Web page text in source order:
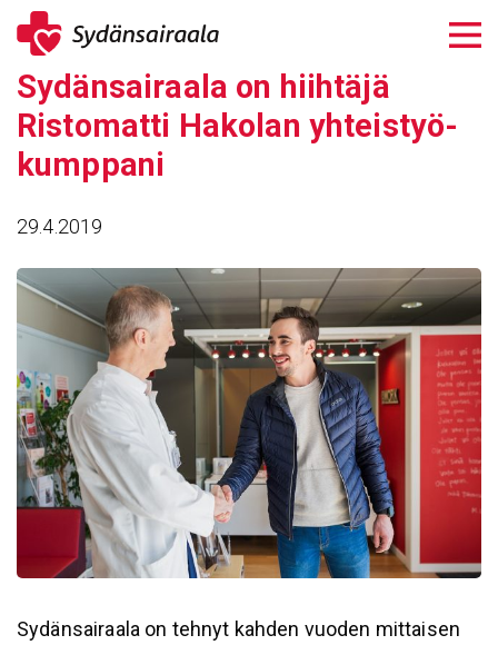
Siirry
sisältöön
Sydän­sai­raala on hiih­täjä
Risto­matti Hakolan yhteis­työ­
kump­pani
29.4.2019
Sydänsairaala on tehnyt kahden vuoden mittaisen